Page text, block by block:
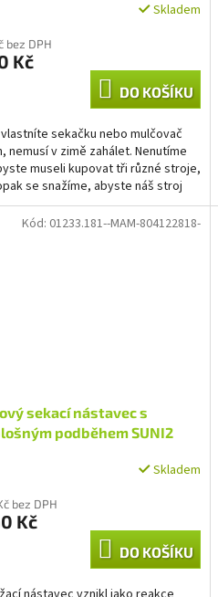
Skladem
bez DPH
Kč
DO KOŠÍKU
sekačku nebo mulčovač
nemusí v zimě zahálet. Nenutíme
museli kupovat tři různé stroje,
se snažíme, abyste náš stroj
sekací nástavec s
podběhem SUNI2
Skladem
bez DPH
Kč
DO KOŠÍKU
Kód: 01233.181--MAM-804122818-